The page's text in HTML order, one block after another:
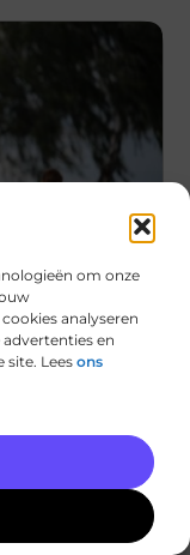
om onze
analyseren
en
site. Lees ons
het en hoe
tussen